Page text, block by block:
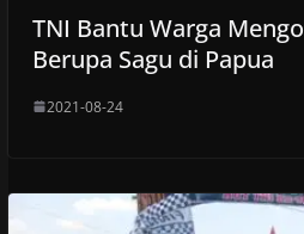
TNI Bantu Warga
Berupa Sagu di Papua
2021-08-24